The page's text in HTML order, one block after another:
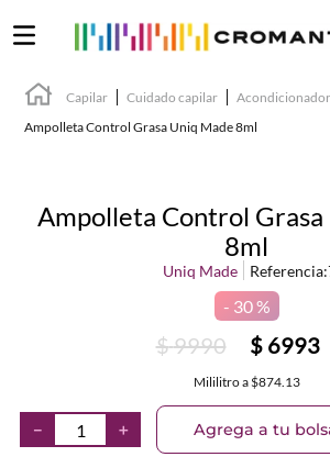
Capilar Cuidado capilar
Ampolleta Control Grasa Uniq Made 8ml
Ampolleta Control
8ml
Uniq Made Referencia:
30 %
$9990 $ 6993
Mililitroa $874.13
＋
－ Agrega a tu